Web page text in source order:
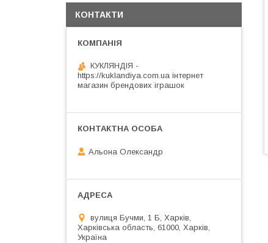
КОНТАКТИ
КУКЛЯНДІЯ -
https://kuklandiya.com.ua інтернет
магазин брендових іграшок
Альона Олександр
вулиця Бучми, 1 Б, Харків,
Харківська область, 61000, Харків,
Україна